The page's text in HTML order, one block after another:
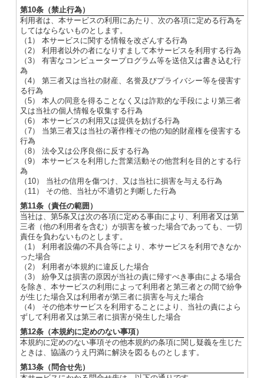
第10条（禁止行為）
利用者は、本サービスの利用にあたり、次の各項に定める行為を
してはならないものとします。
（1） 本サービスに関する情報を改ざんする行為
（2） 利用者以外の者になりすまして本サービスを利用する行為
（3） 有害なコンピュータープログラム等を送信又は書き込む行
為
（4） 第三者又は当社の財産、名誉及びプライバシー等を侵害す
る行為
（5） 本人の同意を得ることなく又は詐欺的な手段により第三者
又は当社の個人情報を収集する行為
（6） 本サービスの利用又は提供を妨げる行為
（7） 当第三者又は当社の著作権その他の知的財産権を侵害する
行為
（8） 法令又は公序良俗に反する行為
（9） 本サービスを利用した営業活動その他営利を目的とする行
為
（10） 当社の信用を傷つけ、又は当社に損害を与える行為
（11） その他、当社が不適切と判断した行為
第11条（責任の範囲）
当社は、第5条又は次の各項に定める事由により、利用者又は第
三者（他の利用者を含む）が損害を被った場合であっても、一切
責任を負わないものとします。
（1） 利用者設備の不具合等により、本サービスを利用できなか
った場合
（2） 利用者が本規約に違反した場合
（3） 紛争又は損害の原因が当社の責に帰すべき事由による場合
を除き、本サービスの利用によって利用者と第三者との間で紛争
が生じた場合又は利用者が第三者に損害を与えた場合
（4） その他本サービスを利用することにより、当社の責によら
ずして利用者又は第三者に損害が発生した場合
第12条（本規約に定めのない事項）
本規約に定めのない事項その他本規約の条項に関し疑義を生じた
ときは、協議のうえ円満に解決を図るものとします。
第13条（問合せ先）